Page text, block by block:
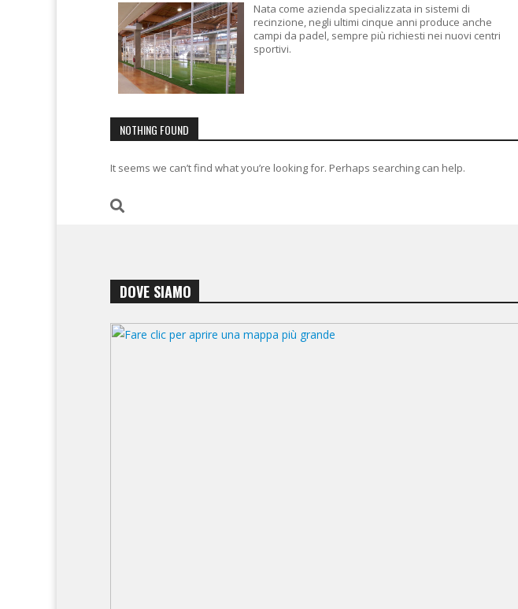
Nata come azienda specializzata in sistemi di
recinzione, negli ultimi cinque anni produce anche
campi da padel, sempre più richiesti nei nuovi centri
sportivi.
NOTHING FOUND
It seems we can’t find what you’re looking for. Perhaps searching can help.
DOVE SIAMO